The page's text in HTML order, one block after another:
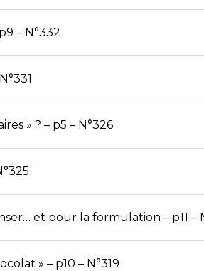
– N°332
» ? – p5 – N°326
et pour la formulation – p11 –
» – p10 – N°319